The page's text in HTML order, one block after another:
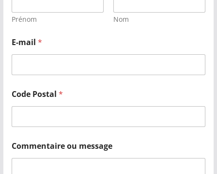
Prénom Nom
E-mail *
Code Postal *
Commentaire ou message